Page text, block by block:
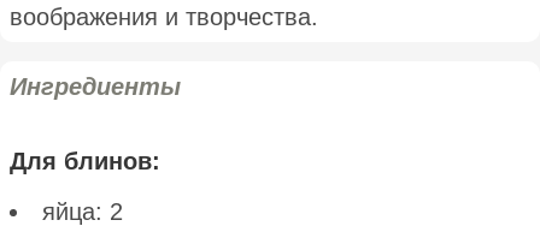
воображения и творчества.
Ингредиенты
Для блинов:
яйца: 2